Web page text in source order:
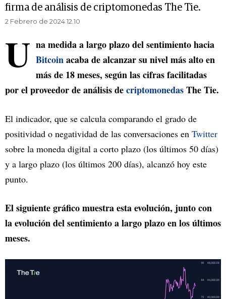
firma de análisis de criptomonedas The Tie.
2 Febrero de 2024 12.10
U na medida a largo plazo del sentimiento hacia
Bitcoinacaba de alcanzar su nivel más alto en
más de 18 meses, según las cifras facilitadas
por el proveedor de análisis decriptomonedasThe Tie.
El indicador, que se calcula comparando el grado de
positividad o negatividad de las conversaciones en Twitter
sobre la moneda digital a corto plazo (los últimos 50 días)
y a largo plazo (los últimos 200 días), alcanzó hoy este
punto.
El siguiente gráfico muestra esta evolución, junto con
la evolución del sentimiento a largo plazo en los últimos
meses.